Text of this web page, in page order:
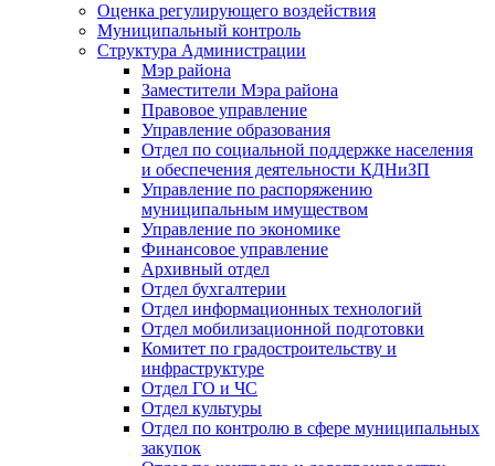
Оценка регулирующего воздействия
Муниципальный контроль
Структура Администрации
Мэр района
Заместители Мэра района
Правовое управление
Управление образования
Отдел по социальной поддержке населения
и обеспечения деятельности КДНиЗП
Управление по распоряжению
муниципальным имуществом
Управление по экономике
Финансовое управление
Архивный отдел
Отдел бухгалтерии
Отдел информационных технологий
Отдел мобилизационной подготовки
Комитет по градостроительству и
инфраструктуре
Отдел ГО и ЧС
Отдел культуры
Отдел по контролю в сфере муниципальных
закупок